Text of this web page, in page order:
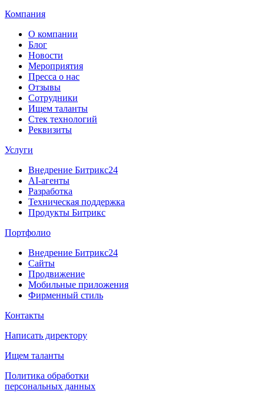
Компания
О компании
Блог
Новости
Мероприятия
Пресса о нас
Отзывы
Сотрудники
Ищем таланты
Стек технологий
Реквизиты
Услуги
Внедрение Битрикс24
AI-агенты
Разработка
Техническая поддержка
Продукты Битрикс
Портфолио
Внедрение Битрикс24
Сайты
Продвижение
Мобильные приложения
Фирменный стиль
Контакты
Написать директору
Ищем таланты
Политика обработки
персональных данных